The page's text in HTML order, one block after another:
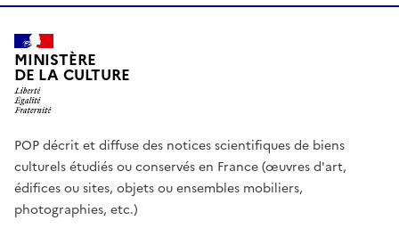
MINISTÈRE
DE LA CULTURE
POP décrit et diffuse des notices scientifiques de biens
culturels étudiés ou conservés en France (œuvres d'art,
édifices ou sites, objets ou ensembles mobiliers,
photographies, etc.)